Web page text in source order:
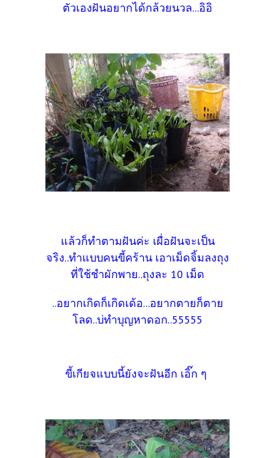
ตัวเองฝันอยากได้กล้วยนวล...อิอิ
แล้วก็ทำตามฝันค่ะ เผื่อฝันจะเป็น
จริง..ทำแบบคนขี้คร้าน เอาเม็ดจิ้มลงถุง
ที่ใช้ชำผักพาย..ถุงละ 10 เม็ด
..อยากเกิดก็เกิดเด้อ...อยากตายก็ตาย
โลด..บ่ทำบุญหาดอก..55555
ขี้เกียจแบบนี้ยังจะฝันอีก เอิ๊ก ๆ